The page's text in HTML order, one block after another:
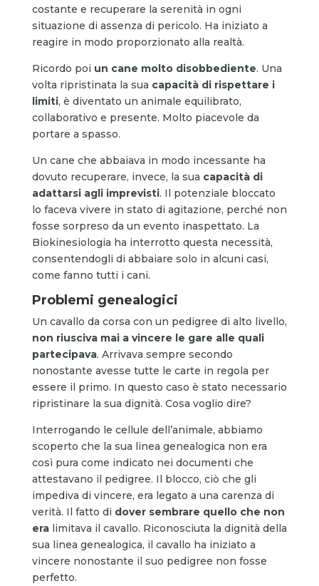
costante e recuperare la serenità in ogni
situazione di assenza di pericolo. Ha iniziato a
reagire in modo proporzionato alla realtà.
Ricordo poi un cane molto disobbediente. Una
volta ripristinata la sua capacità di rispettare i
limiti, è diventato un animale equilibrato,
collaborativo e presente. Molto piacevole da
portare a spasso.
Un cane che abbaiava in modo incessante ha
dovuto recuperare, invece, la sua capacità di
adattarsi agli imprevisti. Il potenziale bloccato
lo faceva vivere in stato di agitazione, perché non
fosse sorpreso da un evento inaspettato. La
Biokinesiologia ha interrotto questa necessità,
consentendogli di abbaiare solo in alcuni casi,
come fanno tutti i cani.
Problemi genealogici
Un cavallo da corsa con un pedigree di alto livello,
non riusciva mai a vincere le gare alle quali
partecipava. Arrivava sempre secondo
nonostante avesse tutte le carte in regola per
essere il primo. In questo caso è stato necessario
ripristinare la sua dignità. Cosa voglio dire?
Interrogando le cellule dell’animale, abbiamo
scoperto che la sua linea genealogica non era
così pura come indicato nei documenti che
attestavano il pedigree. Il blocco, ciò che gli
impediva di vincere, era legato a una carenza di
verità. Il fatto di dover sembrare quello che non
eralimitava il cavallo. Riconosciuta la dignità della
sua linea genealogica, il cavallo ha iniziato a
vincere nonostante il suo pedigree non fosse
perfetto.